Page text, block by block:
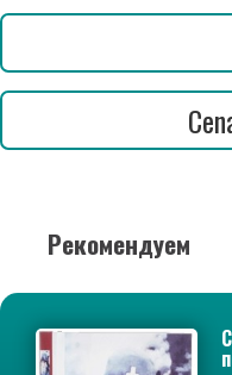
Рекомендуем